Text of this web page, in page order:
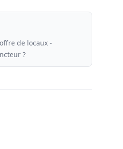
de locaux -
?